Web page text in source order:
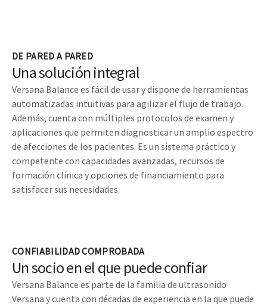
DE PARED A PARED
Una solución integral
Versana Balance es fácil de usar y dispone de herramientas
automatizadas intuitivas para agilizar el flujo de trabajo.
Además, cuenta con múltiples protocolos de examen y
aplicaciones que permiten diagnosticar un amplio espectro
de afecciones de los pacientes. Es un sistema práctico y
competente con capacidades avanzadas, recursos de
formación clínica y opciones de financiamiento para
satisfacer sus necesidades.
CONFIABILIDAD COMPROBADA
Un socio en el que puede confiar
Versana Balance es parte de la familia de ultrasonido
Versana y cuenta con décadas de experiencia en la que puede